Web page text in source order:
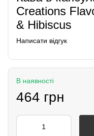
Creations
& Hibiscus
Написати відгук
В наявності
464 грн